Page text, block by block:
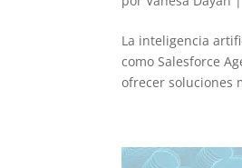
La inteligencia
como Salesforce
ofrecer soluciones